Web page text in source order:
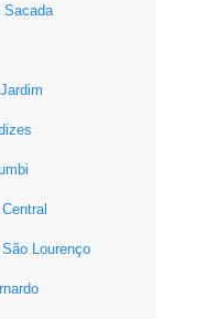
Sacada
Lourenço